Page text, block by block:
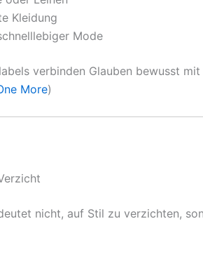
Kleidung
Mode
verbinden Glauben bewusst
More)
nicht, auf Stil zu verzichten,